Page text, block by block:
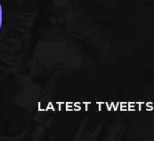
LATEST TWEETS